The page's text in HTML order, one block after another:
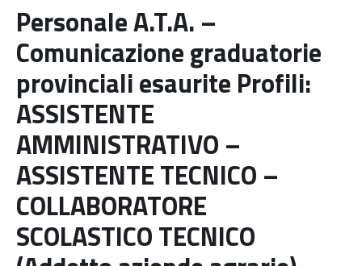
Personale A.T.A. –
Comunicazione graduatorie
provinciali esaurite Profili:
ASSISTENTE
AMMINISTRATIVO –
ASSISTENTE TECNICO –
COLLABORATORE
SCOLASTICO TECNICO